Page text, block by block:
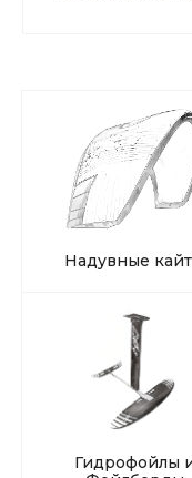
Надувные
Гидрофойлы